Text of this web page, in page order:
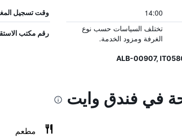
14:00 وقت تسجيل
تختلف السياسات حسب نوع
الغرفة ومزود الخدمة.
رقم مكتب
في فندق وايت
مطعم